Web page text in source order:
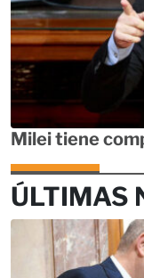
Milei tiene
ÚLTIMAS